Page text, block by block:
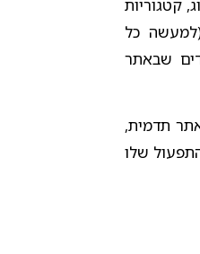
קטגוריות
כל
שבאתר
תדמית,
שלו